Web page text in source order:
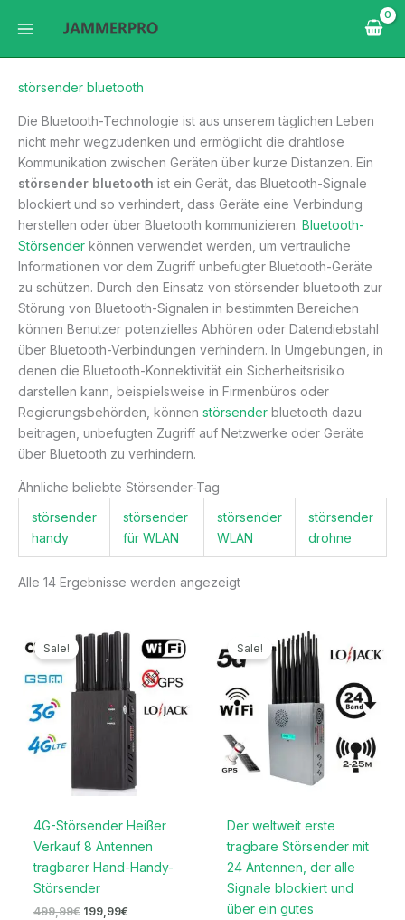
Inhalt
störsender bluetooth
Die Bluetooth-Technologie ist aus unserem täglichen Leben
nicht mehr wegzudenken und ermöglicht die drahtlose
Kommunikation zwischen Geräten über kurze Distanzen. Ein
störsender bluetooth ist ein Gerät, das Bluetooth-Signale
blockiert und so verhindert, dass Geräte eine Verbindung
herstellen oder über Bluetooth kommunizieren. Bluetooth-
Störsender können verwendet werden, um vertrauliche
Informationen vor dem Zugriff unbefugter Bluetooth-Geräte
zu schützen. Durch den Einsatz von störsender bluetooth zur
Störung von Bluetooth-Signalen in bestimmten Bereichen
können Benutzer potenzielles Abhören oder Datendiebstahl
über Bluetooth-Verbindungen verhindern. In Umgebungen, in
denen die Bluetooth-Konnektivität ein Sicherheitsrisiko
darstellen kann, beispielsweise in Firmenbüros oder
Regierungsbehörden, können störsender bluetooth dazu
beitragen, unbefugten Zugriff auf Netzwerke oder Geräte
über Bluetooth zu verhindern.
Ähnliche beliebte Störsender-Tag
störsender
handy
störsender
für WLAN
störsender
WLAN
störsender
drohne
Alle 14 Ergebnisse werden angezeigt
Sale!
4G-Störsender Heißer
Verkauf 8 Antennen
tragbarer Hand-Handy-
Störsender
499,99€
Preis
war:
499,99€
199,99€
Preis
ist:
199,99€.
Sale!
Der weltweit erste
tragbare Störsender mit
24 Antennen, der alle
Signale blockiert und
über ein gutes
Preis
war:
1.299,00€
ist: